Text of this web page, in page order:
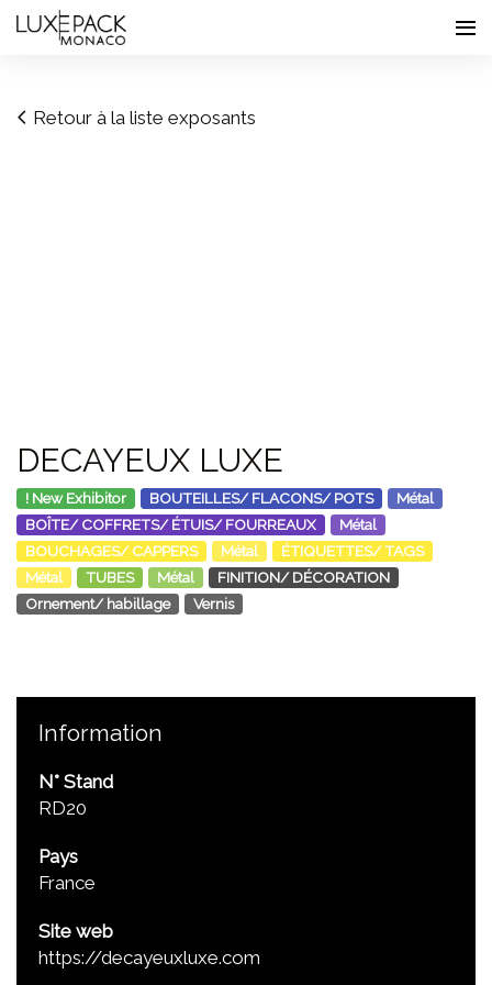
Consent choices
Retour à la liste exposants
DECAYEUX LUXE
! New Exhibitor BOUTEILLES/ FLACONS/ POTS
Métal
BOÎTE/ COFFRETS/ ÉTUIS/ FOURREAUX
Métal
BOUCHAGES/ CAPPERS
Métal
ÉTIQUETTES/ TAGS
Métal
TUBES Métal
FINITION/ DÉCORATION
Ornement/ habillage
Vernis
Information
N° Stand
RD20
Pays
France
Site web
https://decayeuxluxe.com